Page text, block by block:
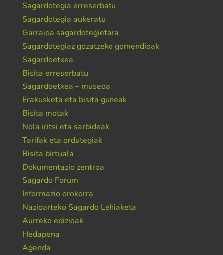
Sagardotegia erreserbatu
Sagardotegia aukeratu
Garraioa sagardotegietara
Sagardotegiaz gozatzeko gomendioak
Sagardoetxea
Bisita erreserbatu
Sagardoetxea – museoa
Erakusketa eta bisita guneak
Bisita motak
Nola iritsi eta sarbideak
Tarifak eta ordutegiak
Bisita birtuala
Dokumentazio zentroa
Sagardo Forum
Informazio orokorra
Nazioarteko Sagardo Lehiaketa
Aurreko edizioak
Hedapena
Agenda